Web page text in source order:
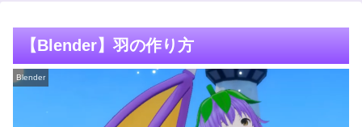
【Blender】羽の作り方
Blender